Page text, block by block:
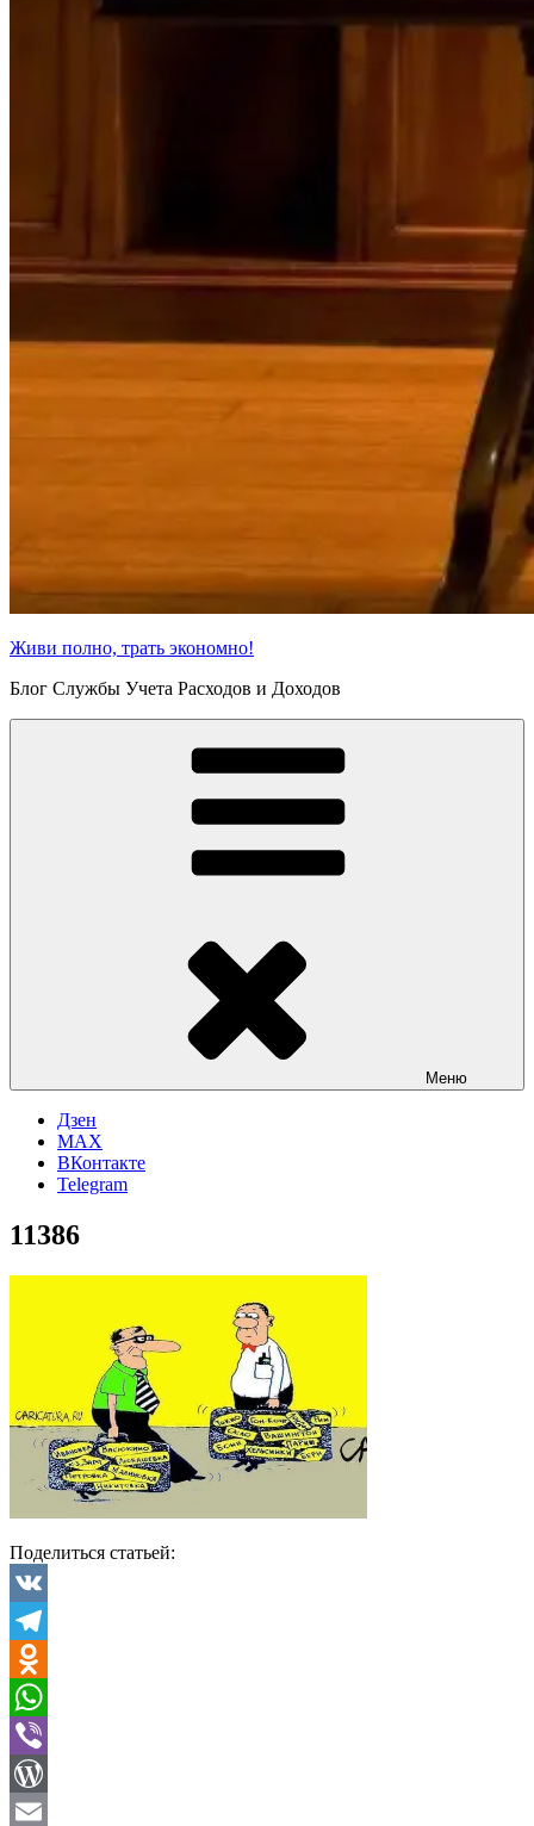
Живи полно, трать экономно!
Блог Службы Учета Расходов и Доходов
Меню
Дзен
MAX
ВКонтакте
Telegram
11386
Поделиться статьей:
VK
Telegram
Odnoklassniki
WhatsApp
Viber
WordPress